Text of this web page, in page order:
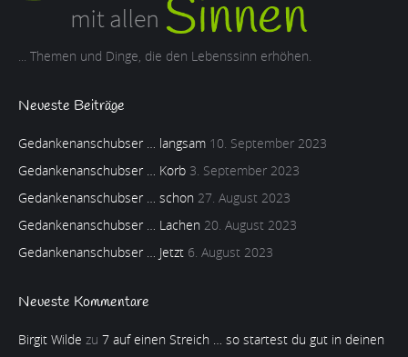
... Themen und Dinge, die den Lebenssinn erhöhen.
Neueste Beiträge
Gedankenanschubser … langsam 10. September 2023
Gedankenanschubser … Korb 3. September 2023
Gedankenanschubser … schon 27. August 2023
Gedankenanschubser … Lachen 20. August 2023
Gedankenanschubser … Jetzt 6. August 2023
Neueste Kommentare
Birgit Wilde zu 7 auf einen Streich … so startest du gut in deinen